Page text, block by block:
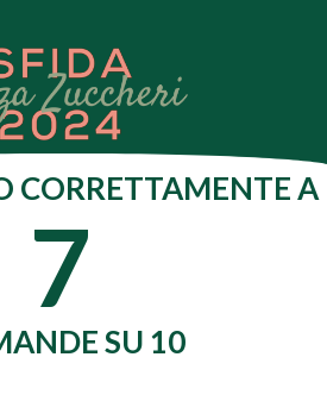
CORRETTAMENTE A
7
SU 10